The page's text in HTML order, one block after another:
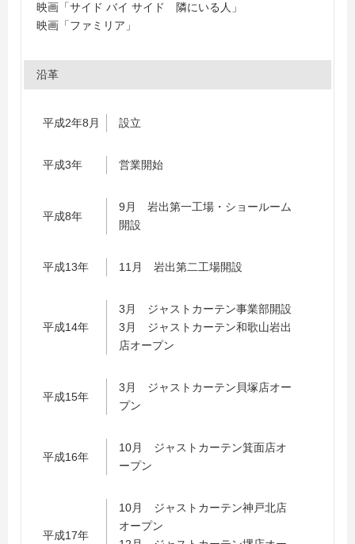
映画「サイド バイ サイド 隣にいる人」
映画「ファミリア」
沿革
平成2年8月 設立
平成3年 営業開始
平成8年
9月 岩出第一工場・ショールーム
開設
平成13年 11月 岩出第二工場開設
平成14年
3月 ジャストカーテン事業部開設
3月 ジャストカーテン和歌山岩出
店オープン
平成15年
3月 ジャストカーテン貝塚店オー
プン
平成16年
10月 ジャストカーテン箕面店オ
ープン
平成17年
10月 ジャストカーテン神戸北店
オープン